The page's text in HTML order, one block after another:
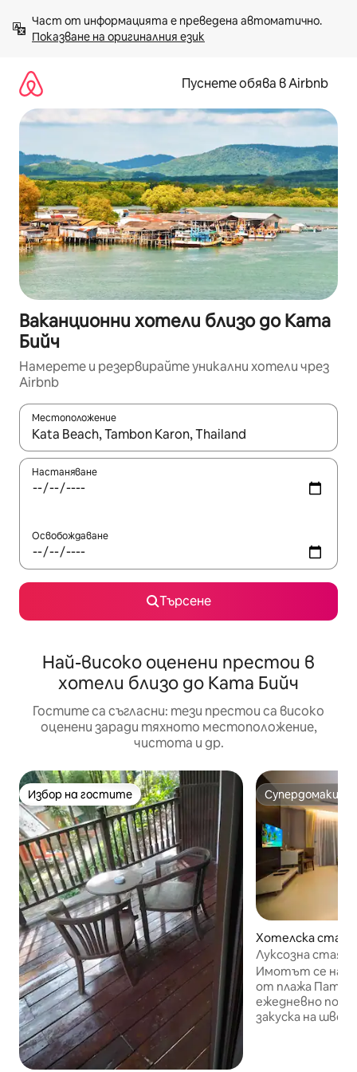
към
съдържанието
Показване на оригиналния език
Пуснете обява в Airbnb
Ваканционни хотели близо до Ката
Бийч
Намерете и резервирайте уникални хотели чрез
Airbnb
Местоположение
Когато резултатите се покажат, използвайте
Настаняване
Освобождаване
Търсене
Най-високо оценени престои в
хотели близо до Ката Бийч
Гостите са съгласни: тези престои са високо
оценени заради тяхното местоположение,
чистота и др.
Избор на гостите
Избор на гостите Супердомакин
Супердомакин
Хотелска стая –
Луксозна стая +
Имотът се
от плажа
ежедневно
закуска на